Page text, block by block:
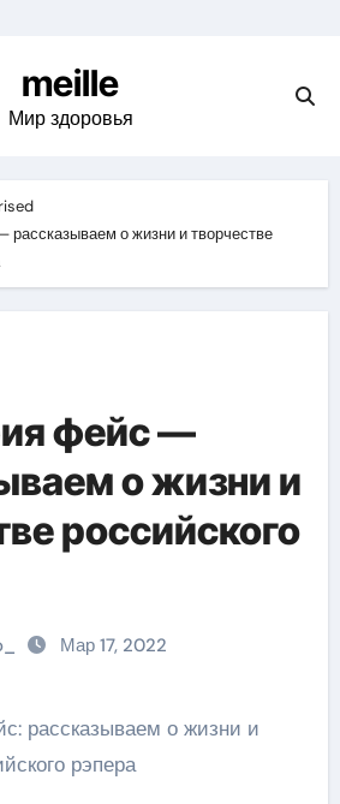
meille
Мир здоровья
о жизни и творчестве
фейс —
о жизни и
российского
Мар 17, 2022